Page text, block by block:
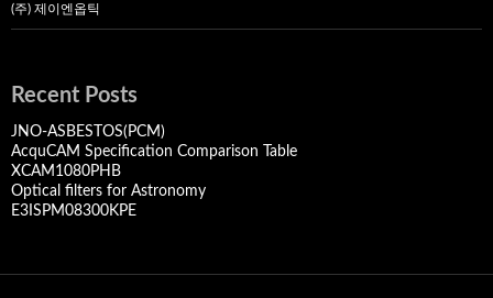
(주) 제이엔옵틱
Recent Posts
JNO-ASBESTOS(PCM)
AcquCAM Specification Comparison Table
XCAM1080PHB
Optical filters for Astronomy
E3ISPM08300KPE